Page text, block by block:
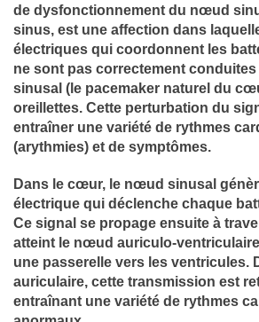
de dysfonctionnement du nœud
sinus, est une affection dans
électriques qui coordonnent les
ne sont pas correctement
sinusal (le pacemaker naturel du
oreillettes. Cette perturbation du
entraîner une variété de rythmes
(arythmies) et de symptômes.
Dans le cœur, le nœud sinusal
électrique qui déclenche chaque
Ce signal se propage ensuite à
atteint le nœud auriculo-
une passerelle vers les ventricules.
auriculaire, cette transmission est
entraînant une variété de rythmes